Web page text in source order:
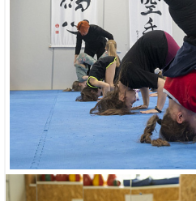
МОРОЗОВА
-